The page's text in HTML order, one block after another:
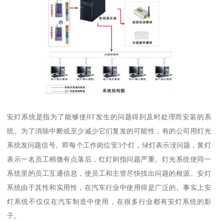
安灯系统是指为了能够使JIT发生的问题得到及时处理而安装的系
统。为了消除中断或至少减少它们复发的可能性，有的公司用灯光
系统发问题信号。即每个工作岗位安3个灯，绿灯表示没问题，黄灯
表示一名员工稍微有点落后，红灯则指问题严重。灯光系统使同一
系统里的员工互通信息，使员工和主管尽快找出问题的根源。安灯
系统由于其性和实用性，在汽车行业中使用得是广泛的。事实上安
灯系统不仅仅在汽车制造中使用，在很多行业都有安灯系统的影
子。